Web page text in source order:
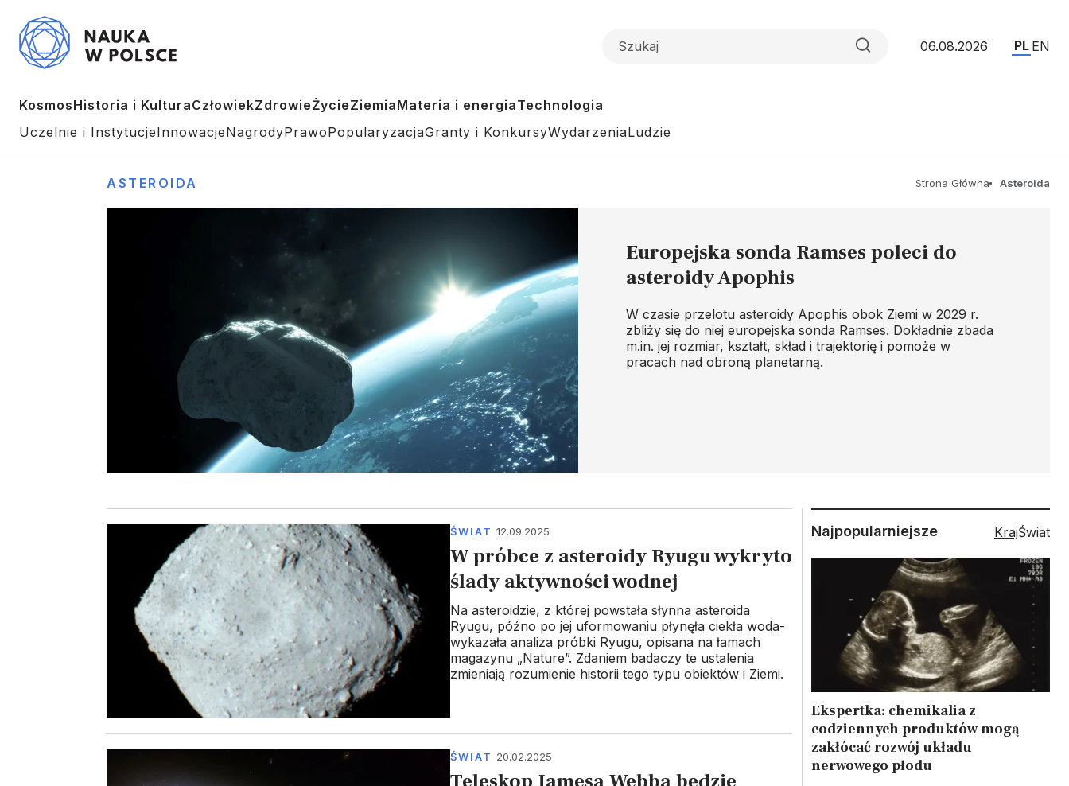
06.08.2026 PL EN
KosmosHistoria i KulturaCzłowiekZdrowieŻycieZiemiaMateria i energiaTechnologia
Uczelnie i InstytucjeInnowacjeNagrodyPrawoPopularyzacjaGranty i KonkursyWydarzeniaLudzie
ASTEROIDA Strona Główna Asteroida
Europejska sonda Ramses poleci do
asteroidy Apophis
W czasie przelotu asteroidy Apophis obok Ziemi w 2029 r.
zbliży się do niej europejska sonda Ramses. Dokładnie zbada
m.in. jej rozmiar, kształt, skład i trajektorię i pomoże w
pracach nad obroną planetarną.
ŚWIAT 12.09.2025
W próbce z asteroidy Ryugu wykryto
ślady aktywności wodnej
Na asteroidzie, z której powstała słynna asteroida
Ryugu, późno po jej uformowaniu płynęła ciekła woda-
wykazała analiza próbki Ryugu, opisana na łamach
magazynu „Nature”. Zdaniem badaczy te ustalenia
zmieniają rozumienie historii tego typu obiektów i Ziemi.
ŚWIAT 20.02.2025
Najpopularniejsze KrajŚwiat
Ekspertka: chemikalia z
codziennych produktów mogą
zakłócać rozwój układu
nerwowego płodu